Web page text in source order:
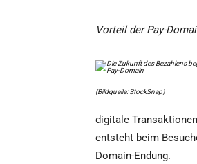
Vorteil der Pay-
(Bildquelle: StockSnap)
digitale
entsteht beim
Domain-Endung.